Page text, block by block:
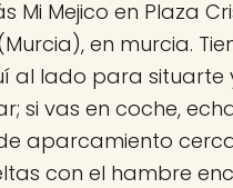
Mi Mejico en Plaza
en murcia.
al lado para situarte
si vas en coche,
aparcamiento
con el hambre